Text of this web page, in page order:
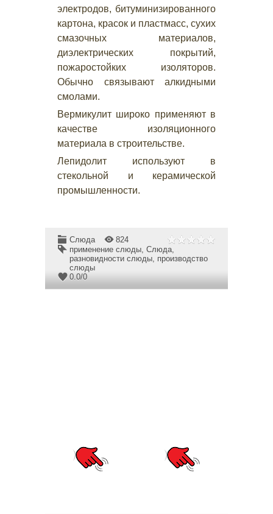
электродов, битуминизированного
картона, красок и пластмасс, сухих
смазочных материалов,
диэлектрических покрытий,
пожаростойких изоляторов.
Обычно связывают алкидными
смолами.
Вермикулит широко применяют в
качестве изоляционного
материала в строительстве.
Лепидолит используют в
стекольной и керамической
промышленности.
Слюда
824
применение слюды, Слюда,
разновидности слюды, производство
слюды
0.0/0